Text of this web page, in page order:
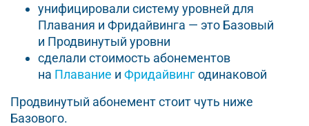
унифицировали систему уровней для
Плавания и Фридайвинга — это Базовый
и Продвинутый уровни
сделали стоимость абонементов
на Плавание и Фридайвингодинаковой
Продвинутый абонемент стоит чуть ниже
Базового.